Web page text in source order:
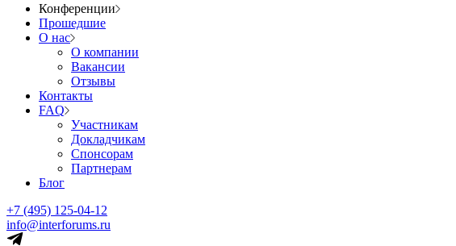
Конференции
Прошедшие
О нас
О компании
Вакансии
Отзывы
Контакты
FAQ
Участникам
Докладчикам
Спонсорам
Партнерам
Блог
+7 (495) 125-04-12
info@interforums.ru